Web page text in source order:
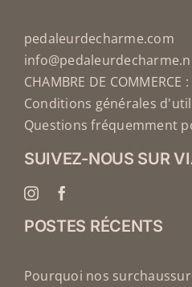
pedaleurdecharme.com
CHAMBRE DE COMMERCE
Conditions générales
Questions fréquemment
SUIVEZ-NOUS SUR
POSTES RÉCENTS
Pourquoi nos